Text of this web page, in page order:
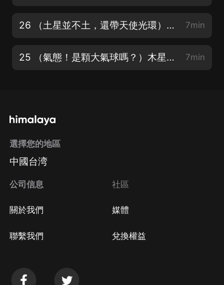
26 （土星並不土，還帶天使光環）土星的環：自帶天使的光環 7min
25 （氣態！是顆大氣球嗎？）木星的巨大磁場：氣態巨行星的隱藏力量 7min
選擇您的地區
中國台湾
公司信息
關於我們
聯繫我們
社區
媒體
兌換權益